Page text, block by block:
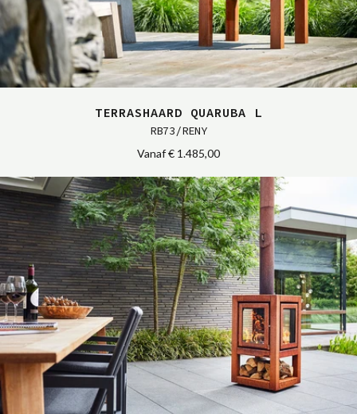
TERRASHAARD QUARUBA L
RB73/RENY
Vanaf€ 1.485,00